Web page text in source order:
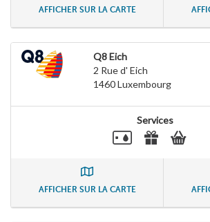
AFFICHER SUR LA CARTE
Q8 Eich
2 Rue d' Eich
1460Luxembourg
Services
AFFICHER SUR LA CARTE